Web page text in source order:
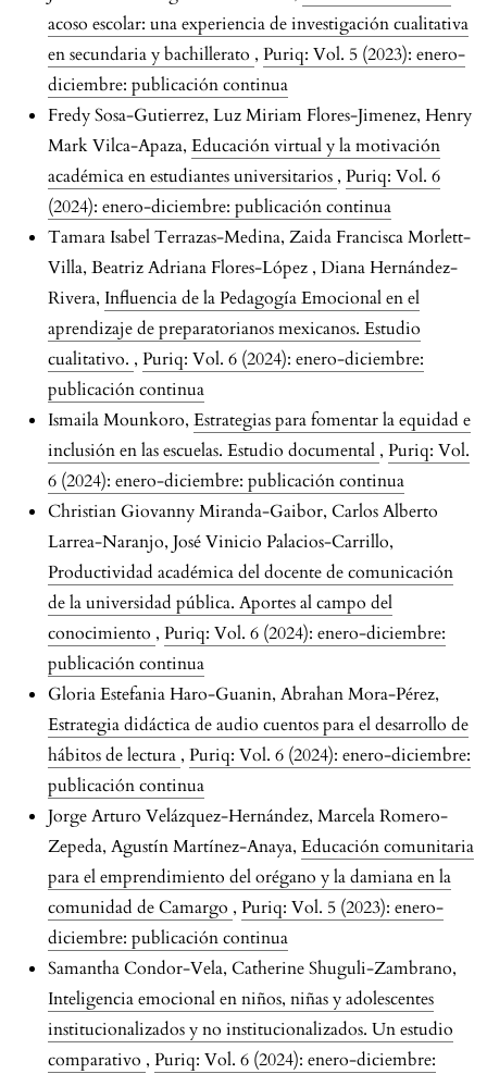
acoso escolar: una experiencia de investigación cualitativa
en secundaria y bachillerato , Puriq: Vol. 5 (2023): enero-
diciembre: publicación continua
Fredy Sosa-Gutierrez, Luz Miriam Flores-Jimenez, Henry
Mark Vilca-Apaza, Educación virtual y la motivación
académica en estudiantes universitarios , Puriq: Vol. 6
(2024): enero-diciembre: publicación continua
Tamara Isabel Terrazas-Medina, Zaida Francisca Morlett-
Villa, Beatriz Adriana Flores-López , Diana Hernández-
Rivera, Influencia de la Pedagogía Emocional en el
aprendizaje de preparatorianos mexicanos. Estudio
cualitativo. , Puriq: Vol. 6 (2024): enero-diciembre:
publicación continua
Ismaila Mounkoro, Estrategias para fomentar la equidad e
inclusión en las escuelas. Estudio documental , Puriq: Vol.
6 (2024): enero-diciembre: publicación continua
Christian Giovanny Miranda-Gaibor, Carlos Alberto
Larrea-Naranjo, José Vinicio Palacios-Carrillo,
Productividad académica del docente de comunicación
de la universidad pública. Aportes al campo del
conocimiento , Puriq: Vol. 6 (2024): enero-diciembre:
publicación continua
Gloria Estefania Haro-Guanin, Abrahan Mora-Pérez,
Estrategia didáctica de audio cuentos para el desarrollo de
hábitos de lectura , Puriq: Vol. 6 (2024): enero-diciembre:
publicación continua
Jorge Arturo Velázquez-Hernández, Marcela Romero-
Zepeda, Agustín Martínez-Anaya, Educación comunitaria
para el emprendimiento del orégano y la damiana en la
comunidad de Camargo , Puriq: Vol. 5 (2023): enero-
diciembre: publicación continua
Samantha Condor-Vela, Catherine Shuguli-Zambrano,
Inteligencia emocional en niños, niñas y adolescentes
institucionalizados y no institucionalizados. Un estudio
comparativo , Puriq: Vol. 6 (2024): enero-diciembre: